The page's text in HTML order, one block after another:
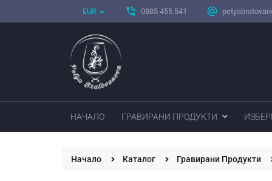
EUR phone_in_talk 0885 455 541 alternate_email
НАЧАЛО ГРАВИРАНИ ПРОДУКТИ
Начало Каталог Гравирани Продукти